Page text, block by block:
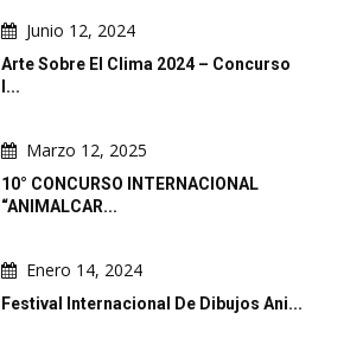
Junio 12, 2024
Arte Sobre El Clima 2024 – Concurso
I...
Marzo 12, 2025
10° CONCURSO INTERNACIONAL
“ANIMALCAR...
Enero 14, 2024
Festival Internacional De Dibujos Ani...